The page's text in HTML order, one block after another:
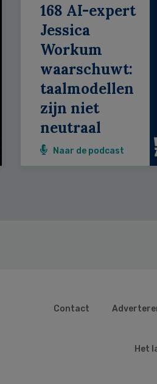
168 AI-expert
Jessica
Workum
waarschuwt:
taalmodellen
zijn niet
neutraal
Naar de podcast
Contact
Het